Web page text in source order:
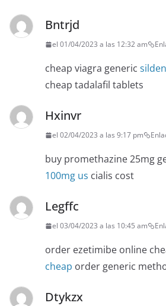
Bntrjd
el 01/04/2023 a las 12:32 am
cheap viagra generic
cheap tadalafil tablets
Hxinvr
el 02/04/2023 a las 9:17 pm
buy promethazine 25mg
100mg us cialis cost
Legffc
el 03/04/2023 a las 10:45 am
order ezetimibe online
cheap order generic
Dtykzx